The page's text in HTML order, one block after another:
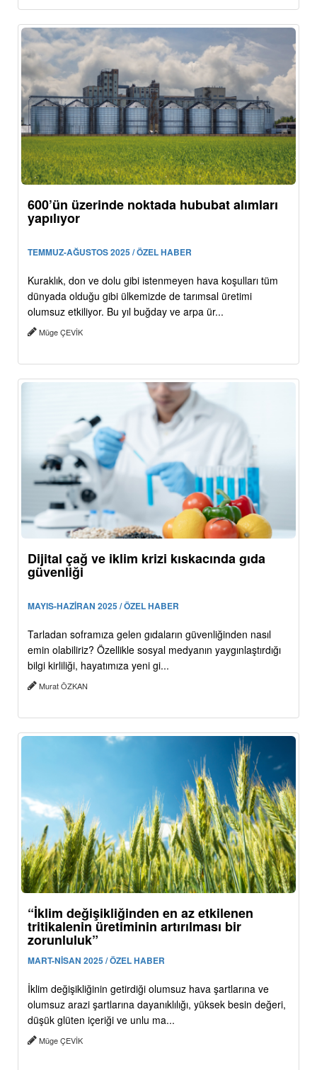
600’ün üzerinde noktada hububat alımları
yapılıyor
TEMMUZ-AĞUSTOS 2025 / ÖZEL HABER
Kuraklık, don ve dolu gibi istenmeyen hava koşulları tüm
dünyada olduğu gibi ülkemizde de tarımsal üretimi
olumsuz etkiliyor. Bu yıl buğday ve arpa ür...
Müge ÇEVİK
Dijital çağ ve iklim krizi kıskacında gıda
güvenliği
MAYIS-HAZİRAN 2025 / ÖZEL HABER
Tarladan soframıza gelen gıdaların güvenliğinden nasıl
emin olabiliriz? Özellikle sosyal medyanın yaygınlaştırdığı
bilgi kirliliği, hayatımıza yeni gi...
Murat ÖZKAN
“İklim değişikliğinden en az etkilenen
tritikalenin üretiminin artırılması bir
zorunluluk”
MART-NİSAN 2025 / ÖZEL HABER
İklim değişikliğinin getirdiği olumsuz hava şartlarına ve
olumsuz arazi şartlarına dayanıklılığı, yüksek besin değeri,
düşük glüten içeriği ve unlu ma...
Müge ÇEVİK